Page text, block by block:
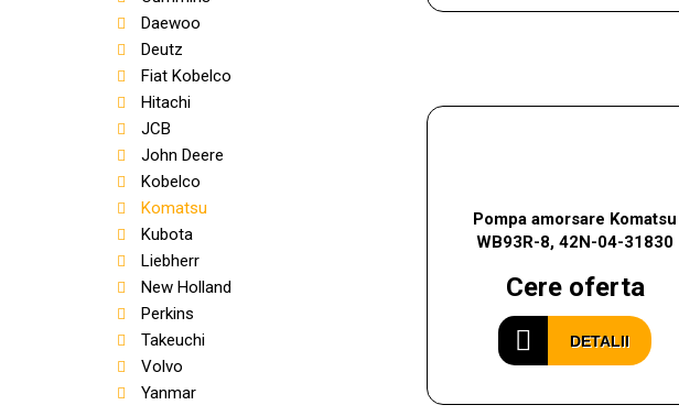
Daewoo
Deutz
Fiat Kobelco
Hitachi
JCB
John Deere
Kobelco
Komatsu
Kubota
Liebherr
New Holland
Perkins
Takeuchi
Volvo
Yanmar
Pompa amorsare Komatsu
WB93R-8, 42N-04-31830
Cere oferta
DETALII